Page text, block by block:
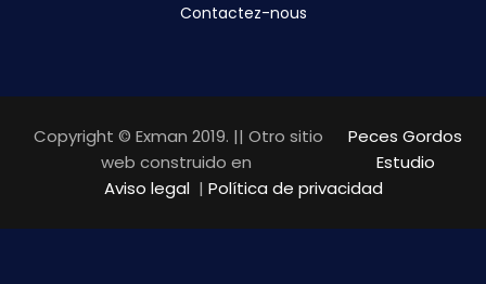
Contactez-nous
Copyright © Exman 2019. || Otro sitio
web construido en
Peces Gordos
Estudio
Aviso legal| Política de privacidad